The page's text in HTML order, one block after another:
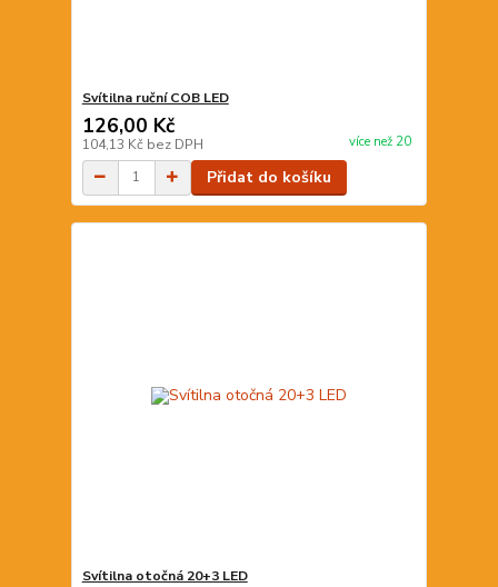
Svítilna ruční COB LED
126,00 Kč
104,13 Kč bez DPH více než 20
Přidat do košíku
Svítilna otočná 20+3 LED